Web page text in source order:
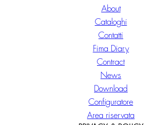
About
Cataloghi
Contatti
Fima Diary
Contract
News
Download
Configuratore
Area riservata